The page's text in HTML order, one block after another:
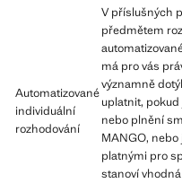
Automatizované
individuální
rozhodování
V příslušných
předmětem
má pro vás
významně
uplatnit,
nebo plnění
MANGO,
platnými pro
stanoví